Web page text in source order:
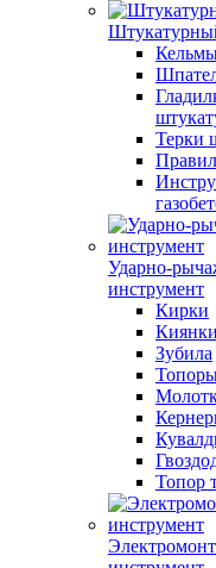
Терки
Ударно-
инструмент
Кирки
Киянки
Зубила
Топор